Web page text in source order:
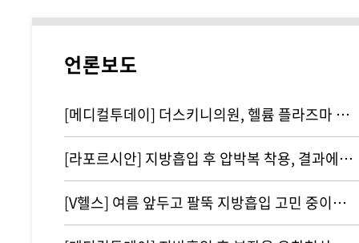
언론보도
[메디컬투데이] 더스키니의원, 헬륨 플라즈마 기반 리뉴비온 도입
[라포르시안] 지방흡입 후 압박복 착용, 결과에 영향 주지 않아...통증…
[V헬스] 여름 앞두고 팔뚝 지방흡입 고민 중이라면 '이것' 주의해야